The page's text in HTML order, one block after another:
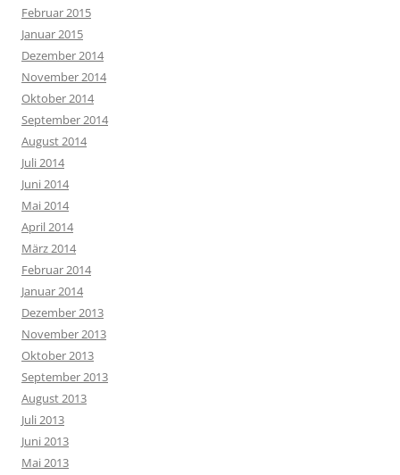
Februar 2015
Januar 2015
Dezember 2014
November 2014
Oktober 2014
September 2014
August 2014
Juli 2014
Juni 2014
Mai 2014
April 2014
März 2014
Februar 2014
Januar 2014
Dezember 2013
November 2013
Oktober 2013
September 2013
August 2013
Juli 2013
Juni 2013
Mai 2013